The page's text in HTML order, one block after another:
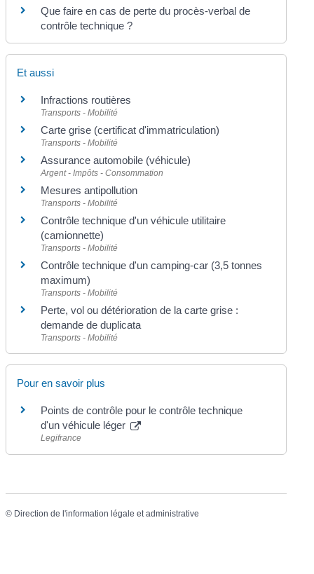
Que faire en cas de perte du procès-verbal de
contrôle technique ?
Et aussi
Infractions routières
Transports - Mobilité
Carte grise (certificat d'immatriculation)
Transports - Mobilité
Assurance automobile (véhicule)
Argent - Impôts - Consommation
Mesures antipollution
Transports - Mobilité
Contrôle technique d'un véhicule utilitaire
(camionnette)
Transports - Mobilité
Contrôle technique d'un camping-car (3,5 tonnes
maximum)
Transports - Mobilité
Perte, vol ou détérioration de la carte grise :
demande de duplicata
Transports - Mobilité
Pour en savoir plus
Points de contrôle pour le contrôle technique
d'un véhicule léger
Legifrance
© Direction de l'information légale et administrative